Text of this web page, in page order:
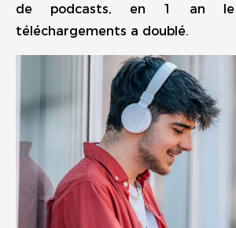
de podcasts, en 1 an
téléchargements a doublé.